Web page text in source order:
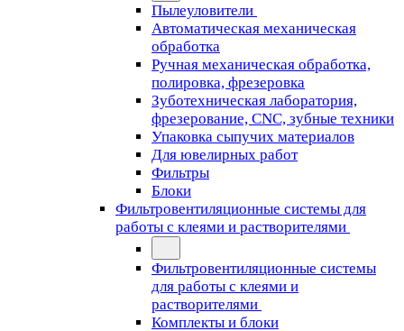
Пылеуловители
Автоматическая механическая
обработка
Ручная механическая обработка,
полировка, фрезеровка
Зуботехническая лаборатория,
фрезерование, CNC, зубные техники
Упаковка сыпучих материалов
Для ювелирных работ
Фильтры
Блоки
Фильтровентиляционные системы для
работы с клеями и растворителями
Фильтровентиляционные системы
для работы с клеями и
растворителями
Комплекты и блоки